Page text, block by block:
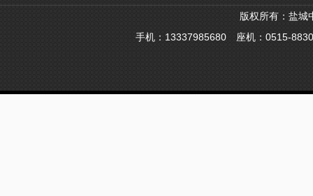
版权所有：盐
手机：13337985680 座机：0515-